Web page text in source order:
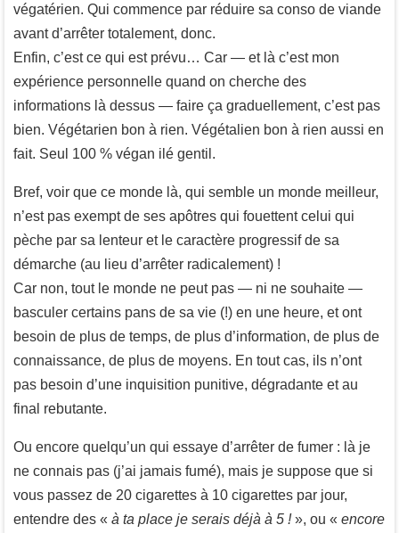
végatérien. Qui commence par réduire sa conso de viande
avant d’arrêter totalement, donc.
Enfin, c’est ce qui est prévu… Car — et là c’est mon
expérience personnelle quand on cherche des
informations là dessus — faire ça graduellement, c’est pas
bien. Végétarien bon à rien. Végétalien bon à rien aussi en
fait. Seul 100 % végan ilé gentil.
Bref, voir que ce monde là, qui semble un monde meilleur,
n’est pas exempt de ses apôtres qui fouettent celui qui
pèche par sa lenteur et le caractère progressif de sa
démarche (au lieu d’arrêter radicalement) !
Car non, tout le monde ne peut pas — ni ne souhaite —
basculer certains pans de sa vie (!) en une heure, et ont
besoin de plus de temps, de plus d’information, de plus de
connaissance, de plus de moyens. En tout cas, ils n’ont
pas besoin d’une inquisition punitive, dégradante et au
final rebutante.
Ou encore quelqu’un qui essaye d’arrêter de fumer : là je
ne connais pas (j’ai jamais fumé), mais je suppose que si
vous passez de 20 cigarettes à 10 cigarettes par jour,
entendre des « à ta place je serais déjà à 5 !», ou « encore